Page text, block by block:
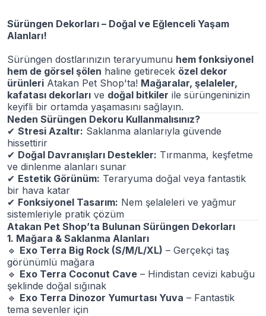
Sürüngen Dekorları – Doğal ve Eğlenceli Yaşam
Alanları!
Sürüngen dostlarınızın teraryumunu hem fonksiyonel
hem de görsel şölen haline getirecek özel dekor
ürünleri Atakan Pet Shop'ta! Mağaralar, şelaleler,
kafatası dekorları ve doğal bitkiler ile sürüngeninizin
keyifli bir ortamda yaşamasını sağlayın.
Neden Sürüngen Dekoru Kullanmalısınız?
✔ Stresi Azaltır: Saklanma alanlarıyla güvende
hissettirir
✔ Doğal Davranışları Destekler: Tırmanma, keşfetme
ve dinlenme alanları sunar
✔ Estetik Görünüm: Teraryuma doğal veya fantastik
bir hava katar
✔ Fonksiyonel Tasarım: Nem şelaleleri ve yağmur
sistemleriyle pratik çözüm
Atakan Pet Shop’ta Bulunan Sürüngen Dekorları
1. Mağara & Saklanma Alanları
🔹 Exo Terra Big Rock (S/M/L/XL) – Gerçekçi taş
görünümlü mağara
🔹 Exo Terra Coconut Cave – Hindistan cevizi kabuğu
şeklinde doğal sığınak
🔹 Exo Terra Dinozor Yumurtası Yuva – Fantastik
tema sevenler için